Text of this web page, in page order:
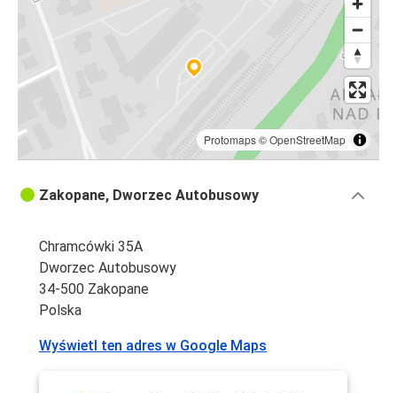
Protomaps©OpenStreetMap
Zakopane, Dworzec Autobusowy
Chramcówki 35A
Dworzec Autobusowy
34-500 Zakopane
Polska
Wyświetl ten adres w Google Maps